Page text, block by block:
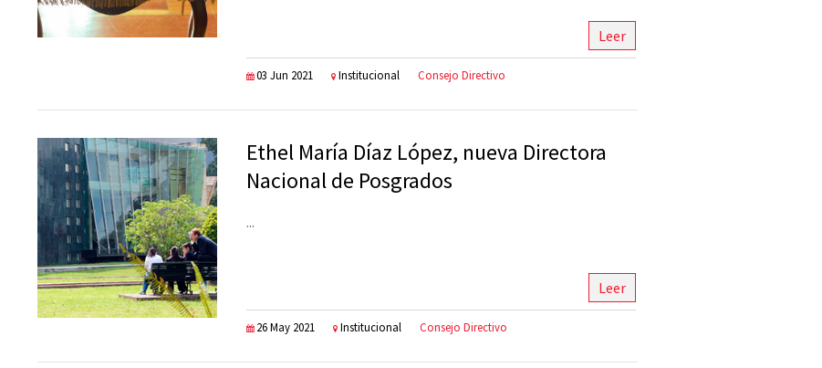
Leer
03 Jun 2021 Institucional Consejo Directivo
Ethel María Díaz López, nueva Directora
Nacional de Posgrados
...
Leer
26 May 2021 Institucional Consejo Directivo